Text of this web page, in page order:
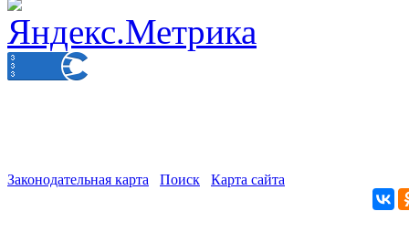
Законодательная карта Поиск Карта сайта